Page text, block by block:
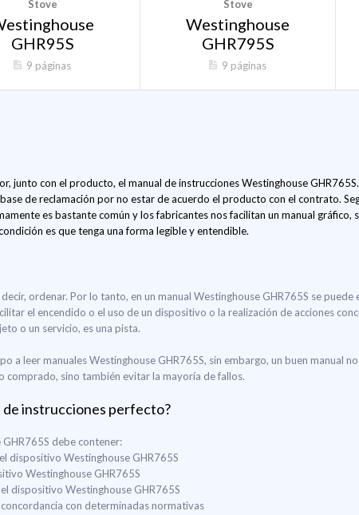
Stove
GHR95S
9 páginas
Stove
Westinghouse
GHR795S
9 páginas
junto con el producto, el manual de instrucciones Westinghouse
de reclamación por no estar de acuerdo el producto con el contrato.
es bastante común y los fabricantes nos facilitan un manual gráfico,
es que tenga una forma legible y entendible.
ordenar. Por lo tanto, en un manual Westinghouse GHR765S se
el encendido o el uso de un dispositivo o la realización de acciones
o un servicio, es una pista.
a leer manuales Westinghouse GHR765S, sin embargo, un buen manual
sino también evitar la mayoría de fallos.
de instrucciones perfecto?
debe contener:
dispositivo Westinghouse GHR765S
Westinghouse GHR765S
dispositivo Westinghouse GHR765S
con determinadas normativas